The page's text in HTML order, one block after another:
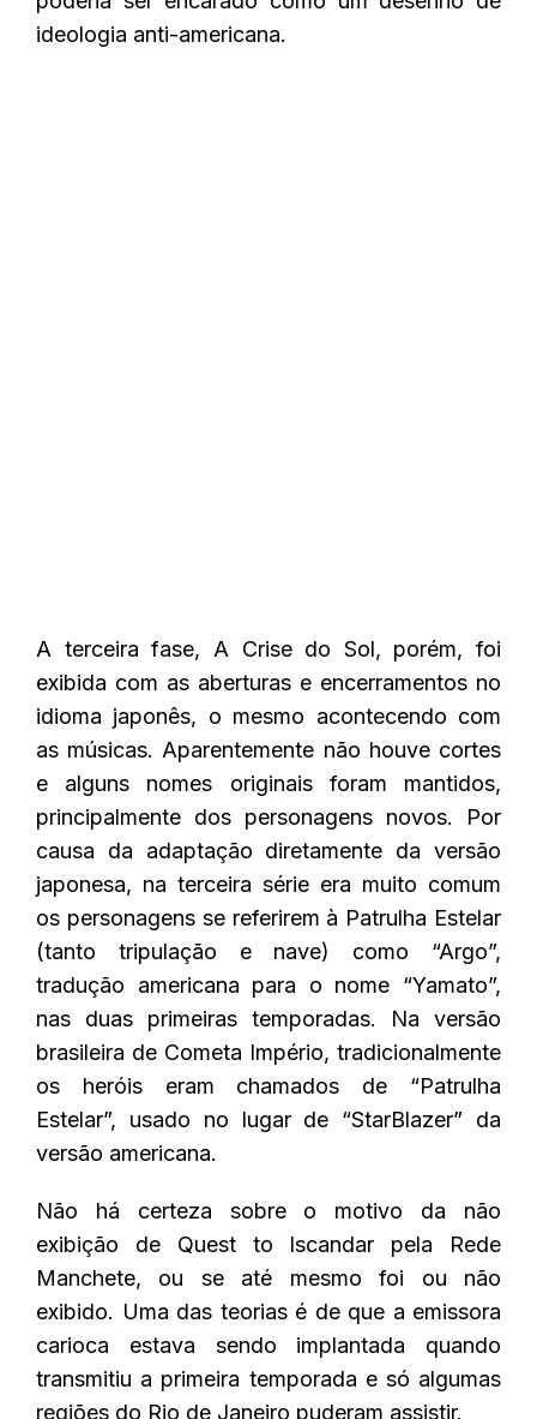
ideologia anti-americana.
A terceira fase, A Crise do Sol, porém, foi
exibida com as aberturas e encerramentos no
idioma japonês, o mesmo acontecendo com
as músicas. Aparentemente não houve cortes
e alguns nomes originais foram mantidos,
principalmente dos personagens novos. Por
causa da adaptação diretamente da versão
japonesa, na terceira série era muito comum
os personagens se referirem à Patrulha Estelar
(tanto tripulação e nave) como “Argo”,
tradução americana para o nome “Yamato”,
nas duas primeiras temporadas. Na versão
brasileira de Cometa Império, tradicionalmente
os heróis eram chamados de “Patrulha
Estelar”, usado no lugar de “StarBlazer” da
versão americana.
Não há certeza sobre o motivo da não
exibição de Quest to Iscandar pela Rede
Manchete, ou se até mesmo foi ou não
exibido. Uma das teorias é de que a emissora
carioca estava sendo implantada quando
transmitiu a primeira temporada e só algumas
regiões do Rio de Janeiro puderam assistir.